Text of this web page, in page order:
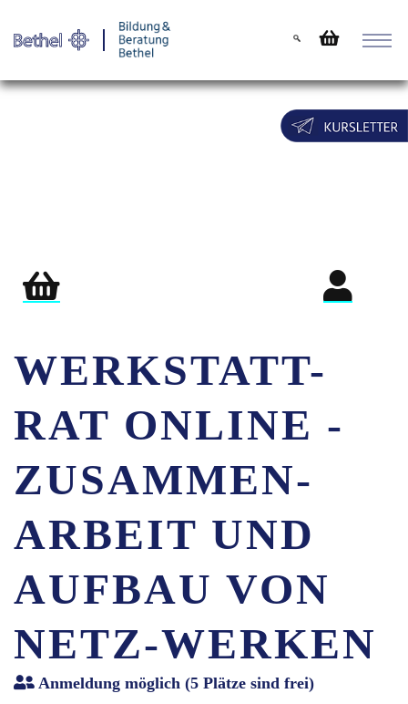
WERKSTATT-
RAT ONLINE -
ZUSAMMEN-
ARBEIT UND
AUFBAU VON
NETZ-WERKEN
Anmeldung möglich (5 Plätze sind frei)